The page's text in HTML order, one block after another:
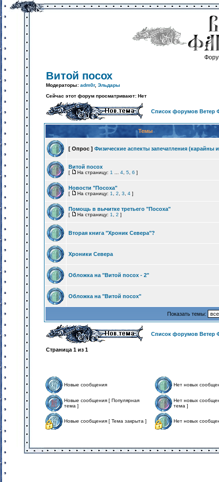
Витой посох
Модераторы: adm0r, Эльдары
Сейчас этот форум просматривают: Нет
Список форумов Ветер
Темы
[ Опрос ] Физические аспекты запечатления (карайны
Витой посох
[ На страницу: 1 4 5 6 ]
Новости "Посоха"
[ На страницу: 1 2 3 4 ]
Помощь в вычитке третьего "Посоха"
[ На страницу: 1 2 ]
Вторая книга "Хроник Севера"?
Хроники Севера
Обложка на "Витой посох - 2"
Обложка на "Витой посох"
Показать темы:
Список форумов Ветер
Страница 1 из 1
Новые сообщения Нет новых
Новые сообщения [ Популярная
тема ]
Нет новых
тема ]
Новые сообщения [ Тема закрыта ] Нет новых